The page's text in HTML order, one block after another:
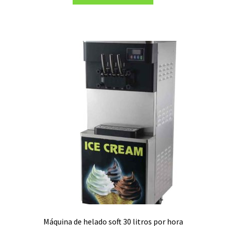
era:
es:
Máquina de helado soft 30 litros por hora